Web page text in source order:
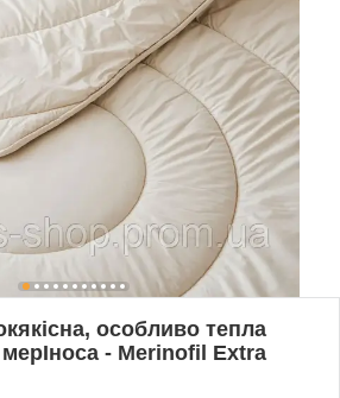
особливо тепла
- Merinofil Extra